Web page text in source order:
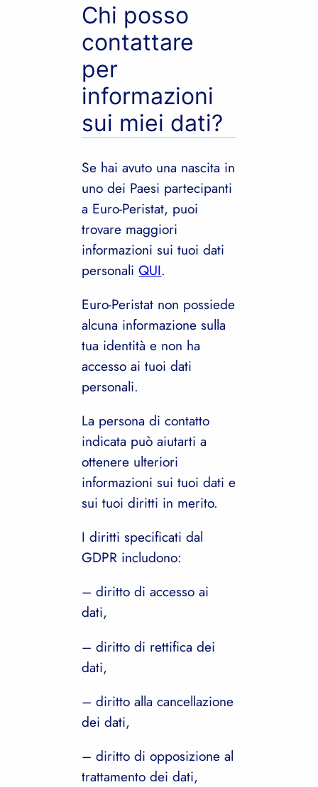
Chi posso
contattare
per
informazioni
sui miei dati?
Se hai avuto una nascita in
uno dei Paesi partecipanti
a Euro-Peristat, puoi
trovare maggiori
informazioni sui tuoi dati
personaliQUI.
Euro-Peristat non possiede
alcuna informazione sulla
tua identità e non ha
accesso ai tuoi dati
personali.
La persona di contatto
indicata può aiutarti a
ottenere ulteriori
informazioni sui tuoi dati e
sui tuoi diritti in merito.
I diritti specificati dal
GDPR includono:
– diritto di accesso ai
dati,
– diritto di rettifica dei
dati,
– diritto alla cancellazione
dei dati,
– diritto di opposizione al
trattamento dei dati,